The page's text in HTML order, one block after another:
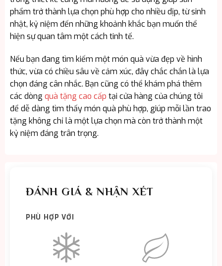
phẩm trở thành lựa chọn phù hợp cho nhiều dịp, từ sinh
nhật, kỷ niệm đến những khoảnh khắc bạn muốn thể
hiện sự quan tâm một cách tinh tế.
Nếu bạn đang tìm kiếm một món quà vừa đẹp về hình
thức, vừa có chiều sâu về cảm xúc, đây chắc chắn là lựa
chọn đáng cân nhắc. Bạn cũng có thể khám phá thêm
các dòng quà tặng cao cấp tại cửa hàng của chúng tôi
để dễ dàng tìm thấy món quà phù hợp, giúp mỗi lần trao
tặng không chỉ là một lựa chọn mà còn trở thành một
kỷ niệm đáng trân trọng.
ĐÁNH GIÁ & NHẬN XÉT
PHÙ HỢP VỚI